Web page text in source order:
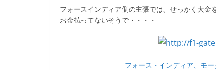
フォースインディア側の主張では、せっかく大
お金払ってないそうで・・・・
フォース・インディア、モ